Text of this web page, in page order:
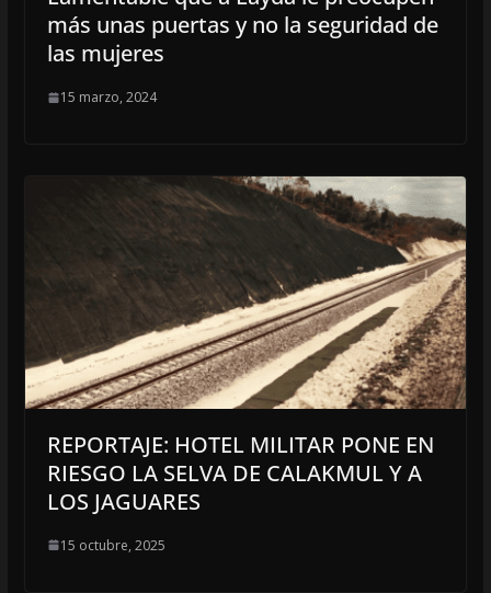
más unas puertas y no la seguridad de
las mujeres
15 marzo, 2024
REPORTAJE: HOTEL MILITAR PONE EN
RIESGO LA SELVA DE CALAKMUL Y A
LOS JAGUARES
15 octubre, 2025